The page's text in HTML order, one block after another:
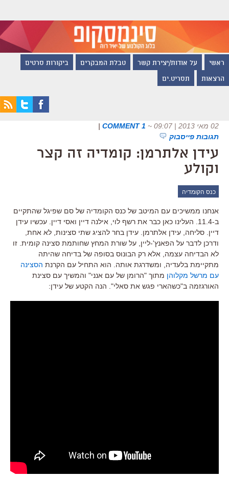
ראשי על אודות/יצירת קשר טבלת המבקרים ביקורות סרטים
הרצאות תסריט.ים
02 מאי 2013 | 09:07 ~
1 COMMENT
|
תגובות פייסבוק
עידן אלתרמן: קומדיה זה קצר
וקולע
כנס הקומדיה
אנחנו ממשיכים עם המיטב של כנס הקומדיה של סם שפיגל שהתקיים
ב-11.4. העלינו כאן כבר את רשף לוי, אילנה דיין ואסי דיין. עכשיו עידן
דיין. סליחה, עידן אלתרמן. עידן בחר להציג שתי סצינות, לא אחת,
ודרכן לדבר על הפאנץ'-ליין, על שורת המחץ שחותמת סצינה קומית. זו
לא הבדיחה עצמה, אלא רק הבונוס בסופה של בדיחה שהיתה
מתקיימת בלעדיה, ומשדרגת אותה. הוא התחיל עם הקרנת הסצינה
עם מרשל מקלוהן מתוך "הרומן של עם אנני" והמשיך עם סצינת
האורגזמה ב"כשהארי פגש את סאלי". הנה הקטע של עידן: